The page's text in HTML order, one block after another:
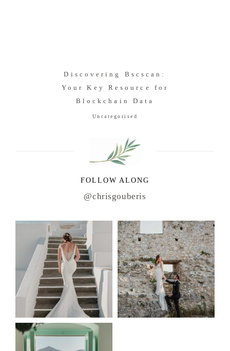
Discovering Bscscan:
Your Key Resource for
Blockchain Data
Uncategorised
FOLLOW ALONG
@chrisgouberis